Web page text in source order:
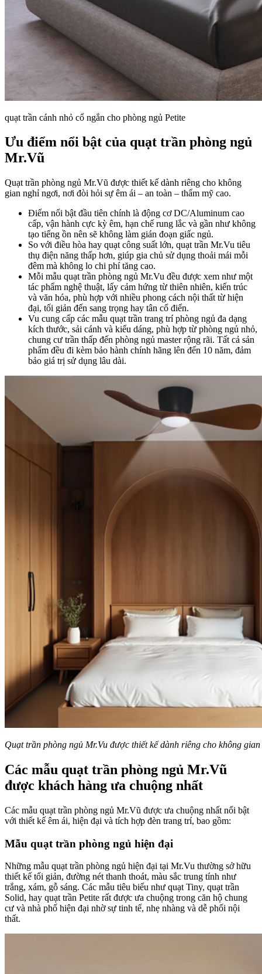
quạt trần cánh nhỏ cổ ngắn cho phòng ngủ Petite
Ưu điểm nổi bật của quạt trần phòng ngủ
Mr.Vũ
Quạt trần phòng ngủ Mr.Vũ được thiết kế dành riêng cho không
gian nghỉ ngơi, nơi đòi hỏi sự êm ái – an toàn – thẩm mỹ cao.
Điểm nổi bật đầu tiên chính là động cơ DC/Aluminum cao
cấp, vận hành cực kỳ êm, hạn chế rung lắc và gần như không
tạo tiếng ồn nên sẽ không làm gián đoạn giấc ngủ.
So với điều hòa hay quạt công suất lớn, quạt trần Mr.Vu tiêu
thụ điện năng thấp hơn, giúp gia chủ sử dụng thoải mái mỗi
đêm mà không lo chi phí tăng cao.
Mỗi mẫu quạt trần phòng ngủ Mr.Vu đều được xem như một
tác phẩm nghệ thuật, lấy cảm hứng từ thiên nhiên, kiến trúc
và văn hóa, phù hợp với nhiều phong cách nội thất từ hiện
đại, tối giản đến sang trọng hay tân cổ điển.
Vu cung cấp các mẫu quạt trần trang trí phòng ngủ đa dạng
kích thước, sải cánh và kiểu dáng, phù hợp từ phòng ngủ nhỏ,
chung cư trần thấp đến phòng ngủ master rộng rãi. Tất cả sản
phẩm đều đi kèm bảo hành chính hãng lên đến 10 năm, đảm
bảo giá trị sử dụng lâu dài.
Quạt trần phòng ngủ Mr.Vu được thiết kế dành riêng cho không
Các mẫu quạt trần phòng ngủ Mr.Vũ
được khách hàng ưa chuộng nhất
Các mẫu quạt trần phòng ngủ Mr.Vũ được ưa chuộng nhất nổi bật
với thiết kế êm ái, hiện đại và tích hợp đèn trang trí, bao gồm:
Mẫu quạt trần phòng ngủ hiện đại
Những mẫu quạt trần phòng ngủ hiện đại tại Mr.Vu thường sở hữu
thiết kế tối giản, đường nét thanh thoát, màu sắc trung tính như
trắng, xám, gỗ sáng. Các mẫu tiêu biểu như quạt Tiny, quạt trần
Solid, hay quạt trần Petite rất được ưa chuộng trong căn hộ chung
cư và nhà phố hiện đại nhờ sự tinh tế, nhẹ nhàng và dễ phối nội
thất.